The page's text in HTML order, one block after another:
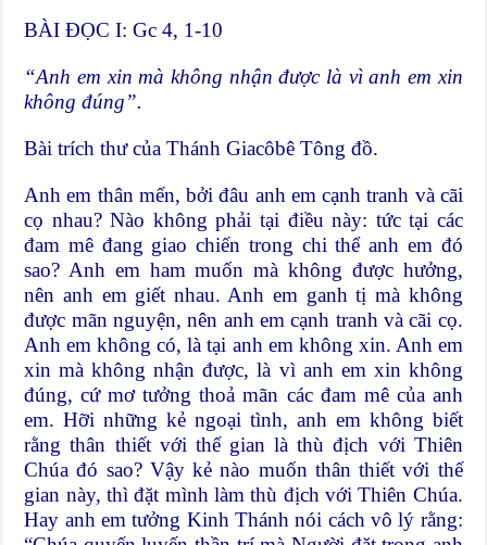
BÀI ÐỌC I: Gc 4, 1-10
“Anh em xin mà không nhận được là vìanh em xin
không đúng”.
Bài trích thư của Thánh Giacôbê Tông đồ.
Anh em thân mến, bởi đâu anh em cạnh tranh và cãi
cọ nhau? Nào không phải tại điều này: tức tại các
đam mê đang giao chiến trong chi thể anh em đó
sao? Anh em ham muốn mà không được hưởng,
nên anh em giết nhau. Anh em ganh tị mà không
được mãn nguyện, nên anh em cạnh tranh và cãi cọ.
Anh em không có, là tại anh em không xin. Anh em
xin mà không nhận được, là vì anh em xin không
đúng, cứ mơ tưởng thoả mãn các đam mê của anh
em. Hỡi những kẻ ngoại tình, anh em không biết
rằng thân thiết với thế gian là thù địch với Thiên
Chúa đó sao? Vậy kẻ nào muốn thân thiết với thế
gian này, thì đặt mình làm thù địch với Thiên Chúa.
Hay anh em tưởng Kinh Thánh nói cách vô lý rằng: